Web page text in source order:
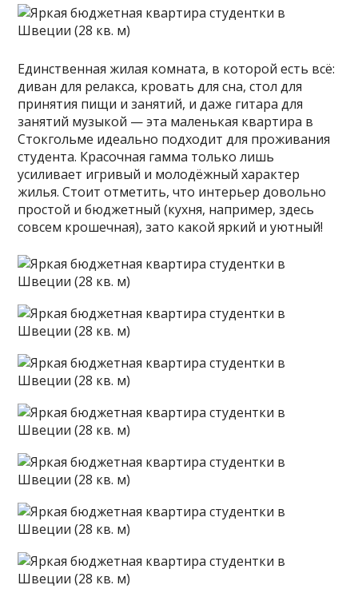
Единственная жилая комната, в которой есть всё:
диван для релакса, кровать для сна, стол для
принятия пищи и занятий, и даже гитара для
занятий музыкой — эта маленькая квартира в
Стокгольме идеально подходит для проживания
студента. Красочная гамма только лишь
усиливает игривый и молодёжный характер
жилья. Стоит отметить, что интерьер довольно
простой и бюджетный (кухня, например, здесь
совсем крошечная), зато какой яркий и уютный!